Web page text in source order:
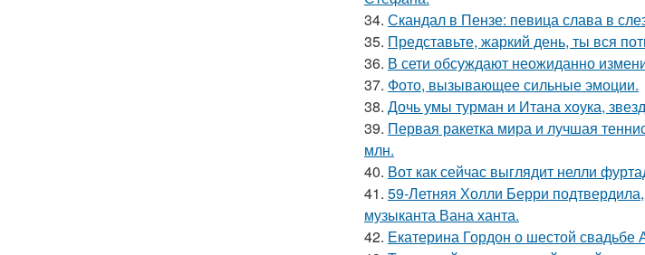
34. Скандал в Пензе: певица слава в
35. Представьте, жаркий день, ты вся
36. В сети обсуждают неожиданно
37. Фото, вызывающее сильные эмоции.
38. Дочь умы турман и Итана хоука,
39. Первая ракетка мира и лучшая
млн.
40. Вот как сейчас выглядит нелли
41. 59-Летняя Холли Берри
музыканта Вана ханта.
42. Екатерина Гордон о шестой свадьбе